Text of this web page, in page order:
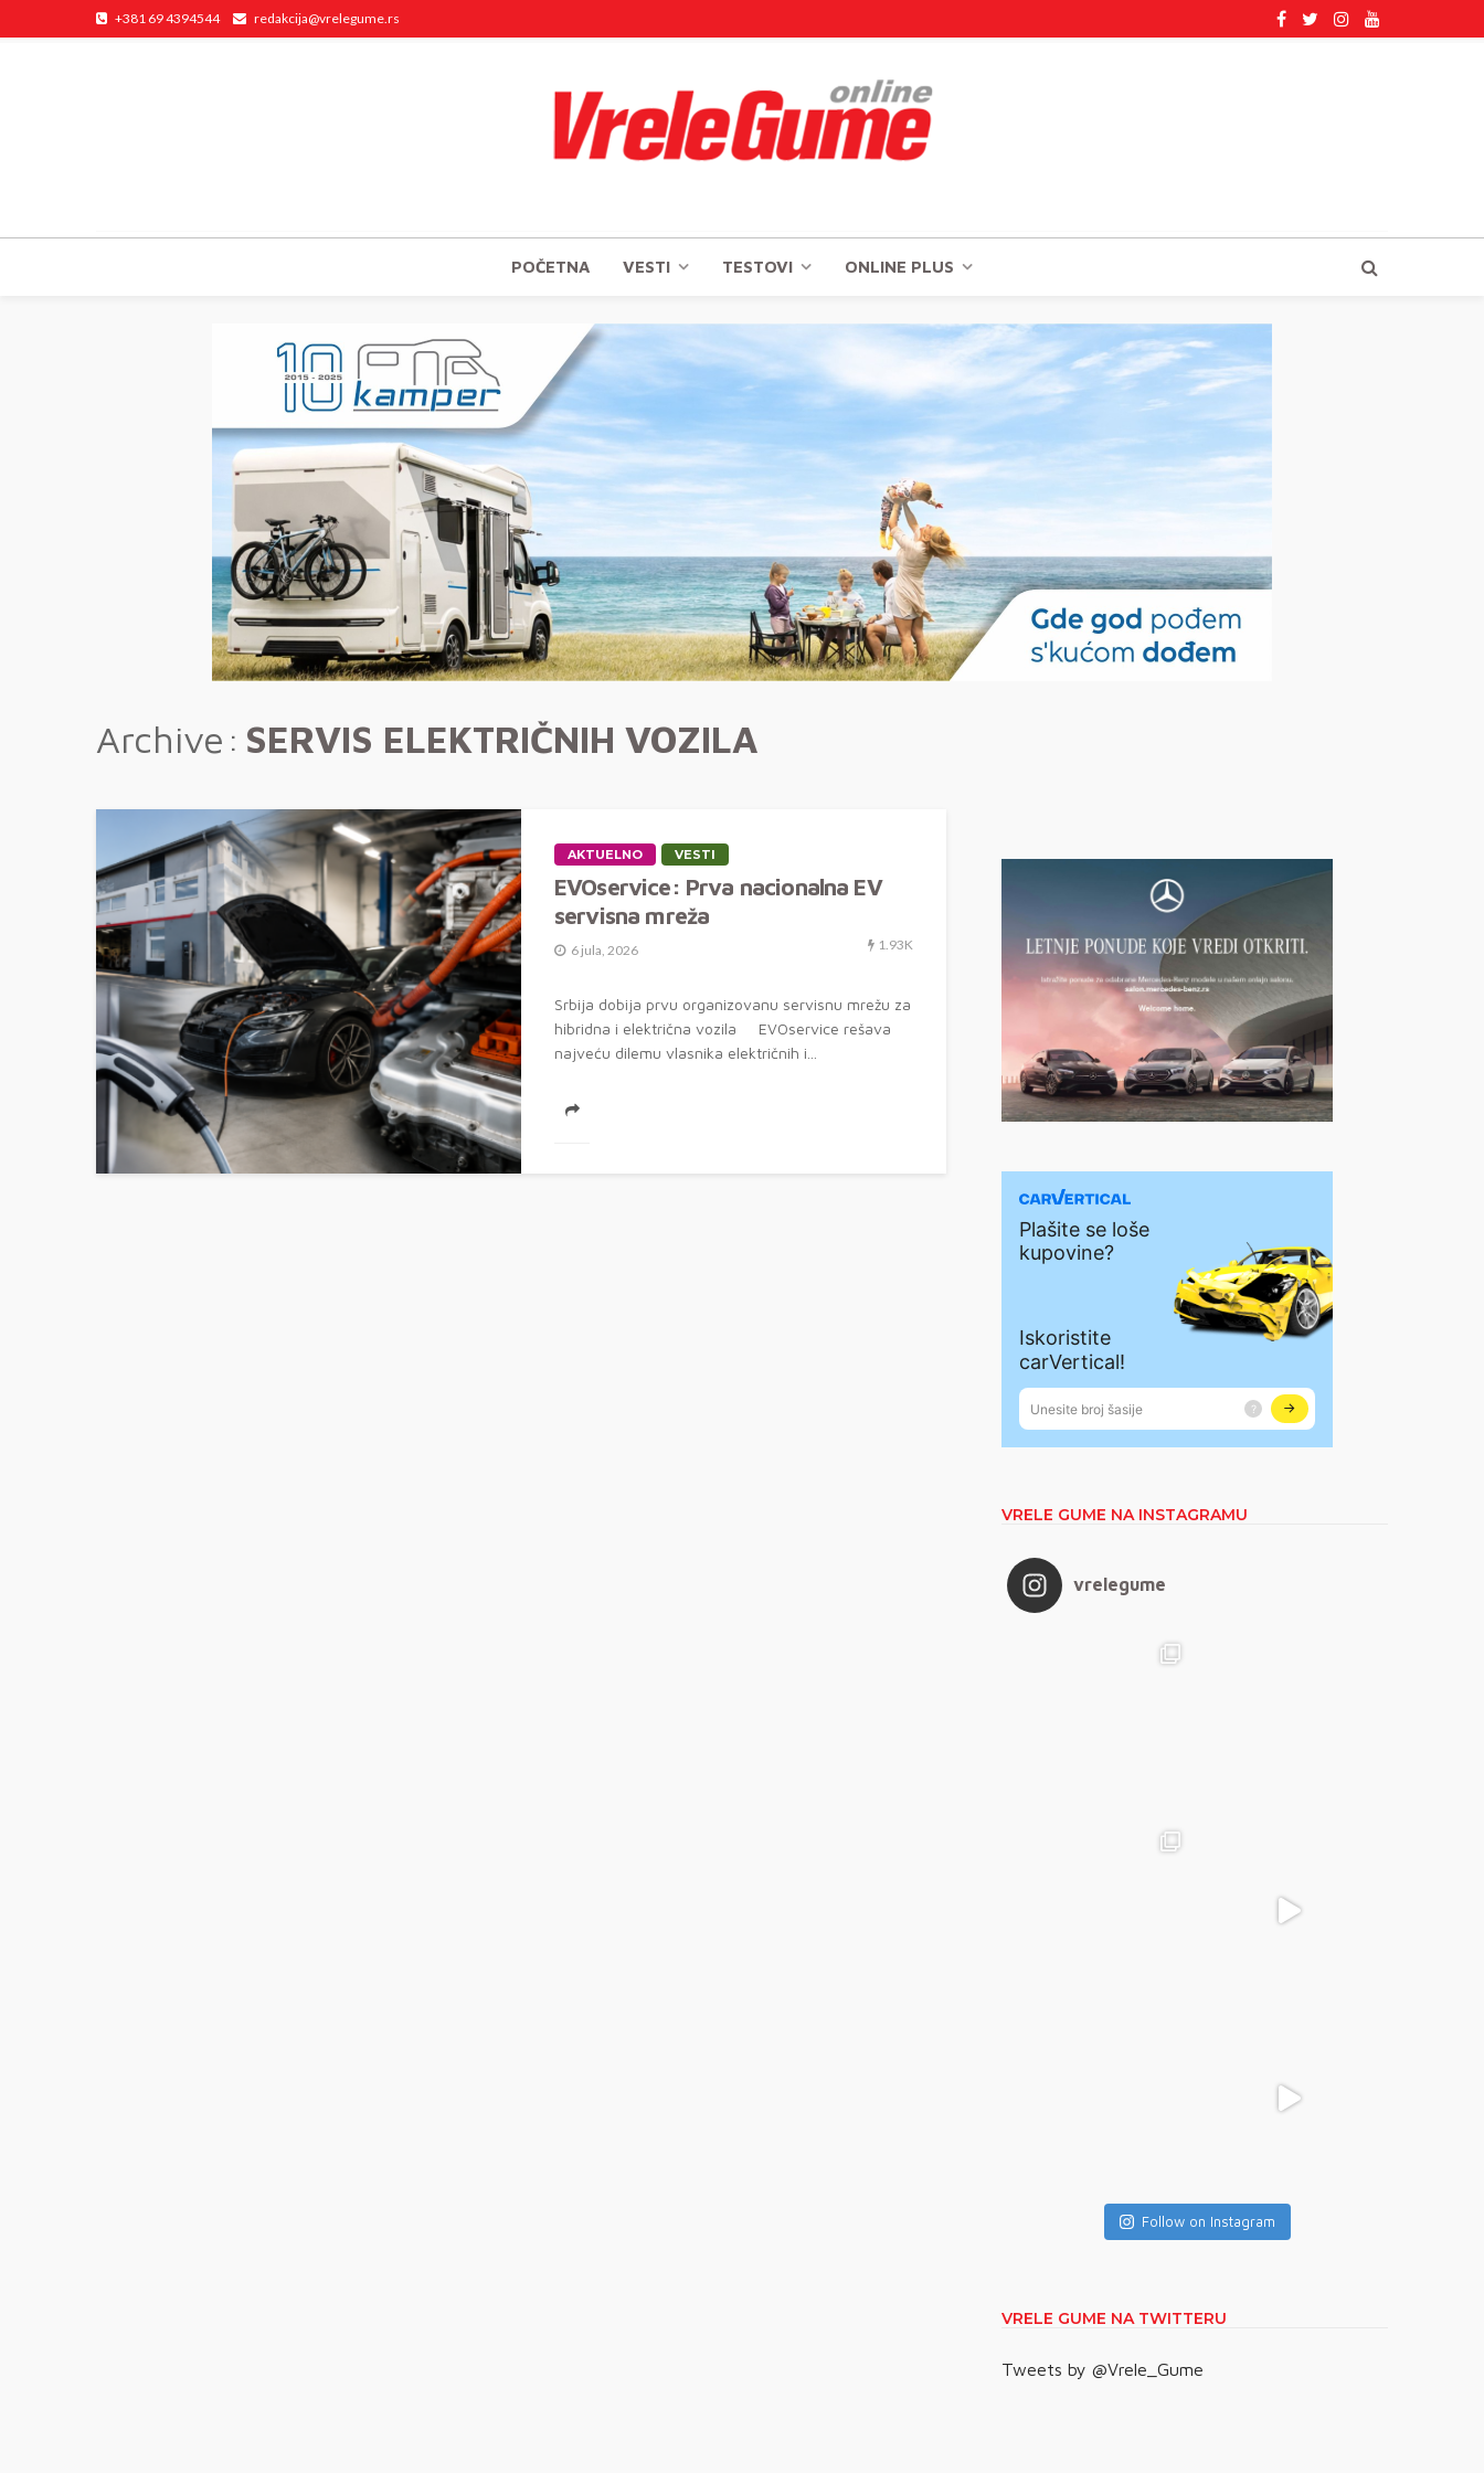
+381 69 4394544 redakcija@vrelegume.rs
POČETNA VESTI TESTOVI ONLINE PLUS
Archive SERVIS ELEKTRIČNIH VOZILA
AKTUELNO VESTI
EVOservice: Prva nacionalna EV
servisna mreža
6 jula, 2026 1.93K
Srbija dobija prvu organizovanu servisnu mrežu za
hibridna i električna vozila EVOservice rešava
najveću dilemu vlasnika električnih i...
VRELE GUME NA INSTAGRAMU
vrelegume
Follow on Instagram
VRELE GUME NA TWITTERU
Tweets by @Vrele_Gume